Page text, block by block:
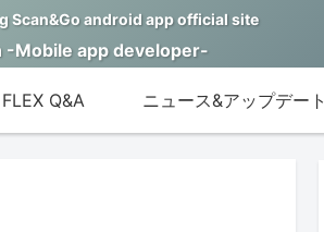
Scan&Go android app official site
-Mobile app developer-
FLEX Q&A ニュース&アップデート